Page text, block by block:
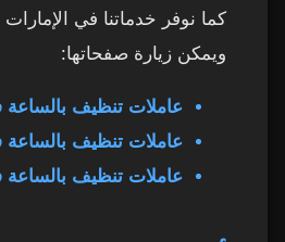
كما نوفر خدماتنا في الإمارات
ويمكن زيارة صفحاتها:
عاملات تنظيف
عاملات تنظيف بالساعة
عاملات تنظيف